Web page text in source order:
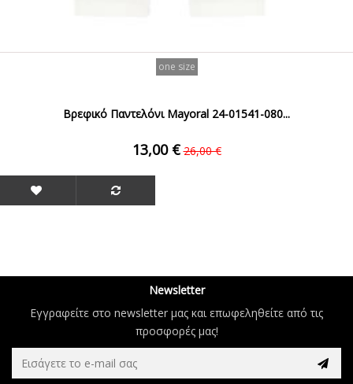
one size
Βρεφικό Παντελόνι Mayoral 24-01541-080...
13,00 € 26,00 €
Newsletter
Εγγραφείτε στο newsletter μας και επωφεληθείτε από τις
προσφορές μας!